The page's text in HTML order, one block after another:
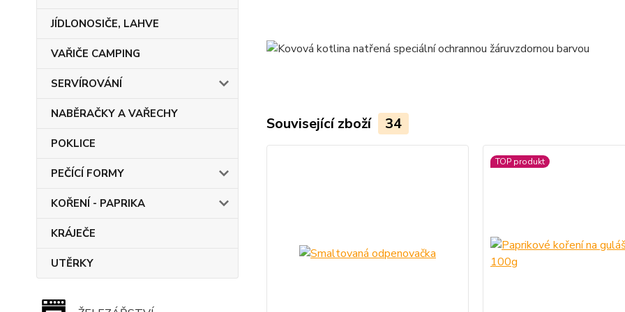
JÍDLONOSIČE, LAHVE
VAŘIČE CAMPING
SERVÍROVÁNÍ
NABĚRAČKY A VAŘECHY
POKLICE
PEČÍCÍ FORMY
KOŘENÍ - PAPRIKA
KRÁJEČE
UTĚRKY
Související zboží 34
TOP produkt